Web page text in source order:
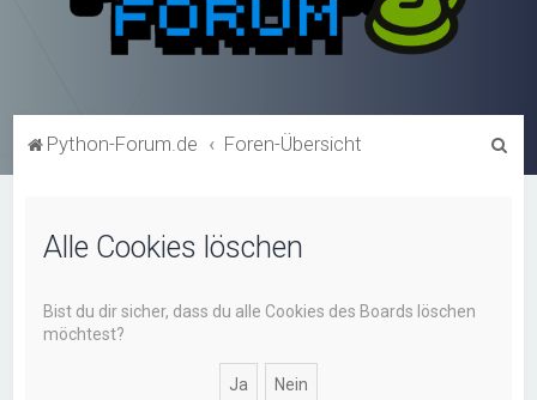
Python-Forum.de Foren-Übersicht
Alle Cookies löschen
Bist du dir sicher, dass du alle Cookies des Boards löschen
möchtest?